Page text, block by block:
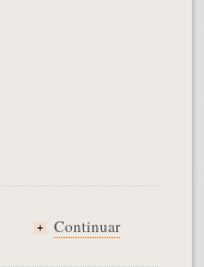
+ Continuar